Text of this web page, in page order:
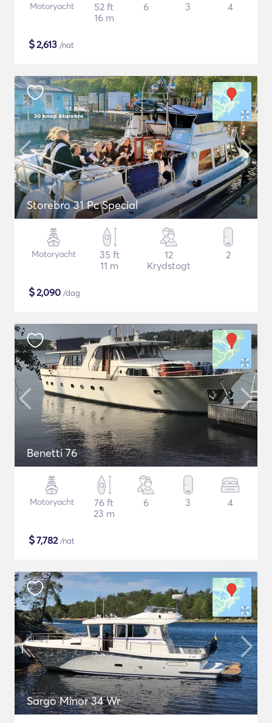
Motoryacht
52 ft
16 m
6 3 4
$2,613 /nat
Storebro 31 Pc Special
Motoryacht
35 ft
11 m
12
Krydstogt
2
$2,090 /dag
Benetti 76
Motoryacht
76 ft
23 m
6 3 4
$7,782/nat
Sargo Minor 34 Wr